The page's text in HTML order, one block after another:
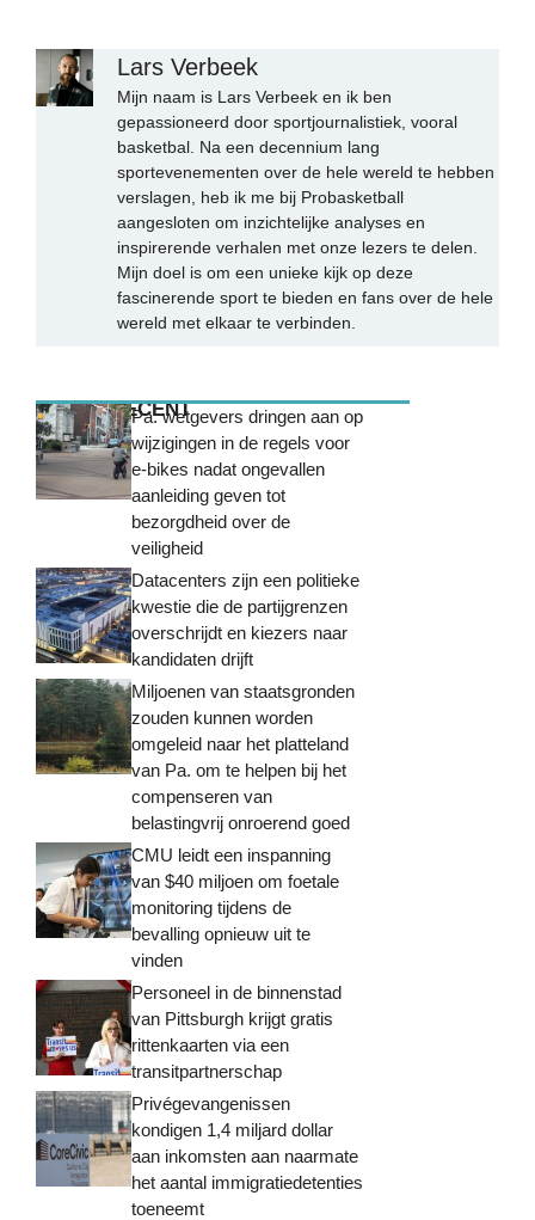
Lars Verbeek
Mijn naam is Lars Verbeek en ik ben
gepassioneerd door sportjournalistiek, vooral
basketbal. Na een decennium lang
sportevenementen over de hele wereld te hebben
verslagen, heb ik me bij Probasketball
aangesloten om inzichtelijke analyses en
inspirerende verhalen met onze lezers te delen.
Mijn doel is om een unieke kijk op deze
fascinerende sport te bieden en fans over de hele
wereld met elkaar te verbinden.
MEEST RECENTPa. wetgevers dringen aan op
wijzigingen in de regels voor
e-bikes nadat ongevallen
aanleiding geven tot
bezorgdheid over de
veiligheid
Datacenters zijn een politieke
kwestie die de partijgrenzen
overschrijdt en kiezers naar
kandidaten drijft
Miljoenen van staatsgronden
zouden kunnen worden
omgeleid naar het platteland
van Pa. om te helpen bij het
compenseren van
belastingvrij onroerend goed
CMU leidt een inspanning
van $40 miljoen om foetale
monitoring tijdens de
bevalling opnieuw uit te
vinden
Personeel in de binnenstad
van Pittsburgh krijgt gratis
rittenkaarten via een
transitpartnerschap
Privégevangenissen
kondigen 1,4 miljard dollar
aan inkomsten aan naarmate
het aantal immigratiedetenties
toeneemt